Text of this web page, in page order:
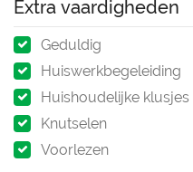
Extra vaardigheden
Geduldig
Huiswerkbegeleiding
Huishoudelijke klusjes
Knutselen
Voorlezen